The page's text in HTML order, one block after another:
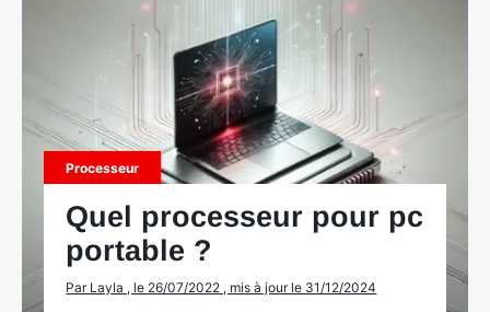
Processeur
Quel processeur pour pc
portable ?
Par Layla , le 26/07/2022 , mis à jour le 31/12/2024